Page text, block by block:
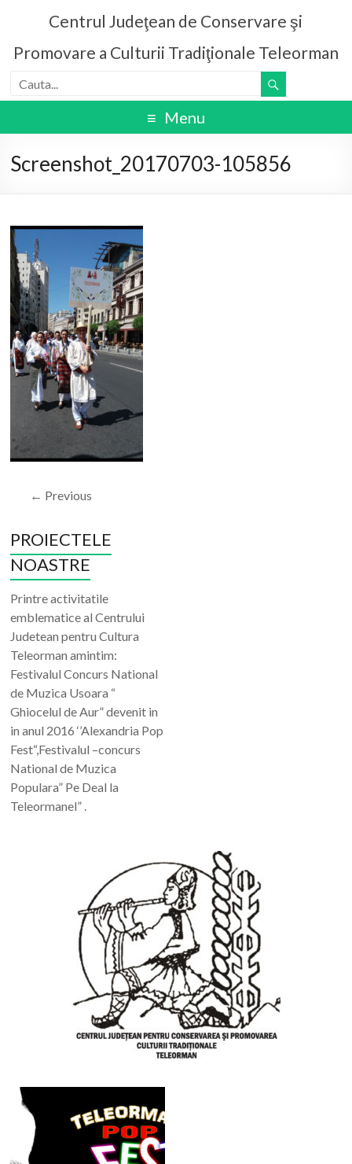
Centrul Judeţean de Conservare şi
Promovare a Culturii Tradiţionale Teleorman
Menu
Screenshot_20170703-105856
← Previous
PROIECTELE
NOASTRE
Printre activitatile
emblematice al Centrului
Judetean pentru Cultura
Teleorman amintim:
Festivalul Concurs National
de Muzica Usoara “
Ghiocelul de Aur” devenit in
in anul 2016 ‘’Alexandria Pop
Fest“,Festivalul –concurs
National de Muzica
Populara” Pe Deal la
Teleormanel” .